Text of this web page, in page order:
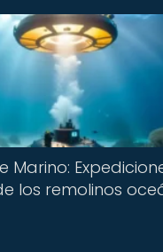
Marino:
los remolinos